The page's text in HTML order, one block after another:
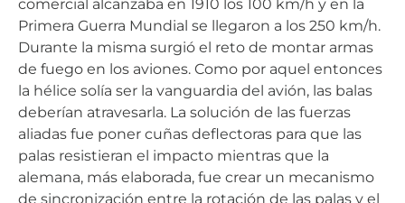
comercial alcanzaba en 1910 los 100 km/h y en la
Primera Guerra Mundial se llegaron a los 250 km/h.
Durante la misma surgió el reto de montar armas
de fuego en los aviones. Como por aquel entonces
la hélice solía ser la vanguardia del avión, las balas
deberían atravesarla. La solución de las fuerzas
aliadas fue poner cuñas deflectoras para que las
palas resistieran el impacto mientras que la
alemana, más elaborada, fue crear un mecanismo
de sincronización entre la rotación de las palas y el